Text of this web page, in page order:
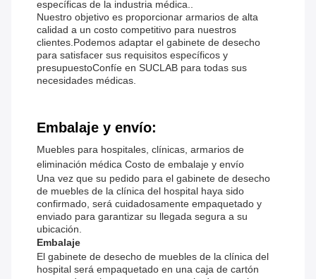
específicas de la industria médica..
Nuestro objetivo es proporcionar armarios de alta
calidad a un costo competitivo para nuestros
clientes.Podemos adaptar el gabinete de desecho
para satisfacer sus requisitos específicos y
presupuestoConfíe en SUCLAB para todas sus
necesidades médicas.
Embalaje y envío:
Muebles para hospitales, clínicas, armarios de
eliminación médica Costo de embalaje y envío
Una vez que su pedido para el gabinete de desecho
de muebles de la clínica del hospital haya sido
confirmado, será cuidadosamente empaquetado y
enviado para garantizar su llegada segura a su
ubicación.
Embalaje
El gabinete de desecho de muebles de la clínica del
hospital será empaquetado en una caja de cartón